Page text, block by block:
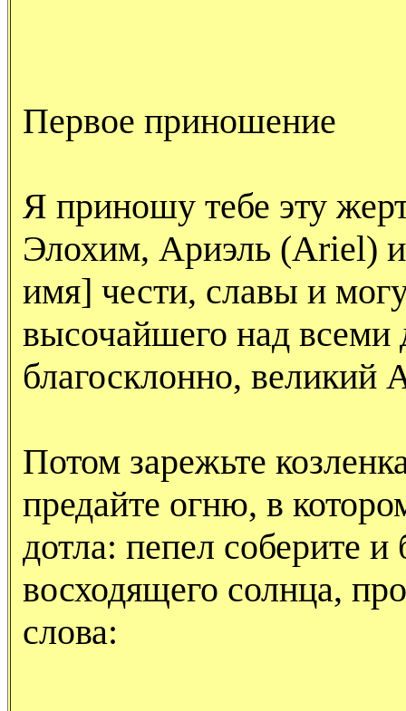
Первое приношение
Я приношу тебе эту
Элохим, Ариэль (Ariel)
имя] чести, славы и
высочайшего над
благосклонно, великий
Потом зарежьте
предайте огню, в
дотла: пепел соберите и
восходящего солнца,
слова: